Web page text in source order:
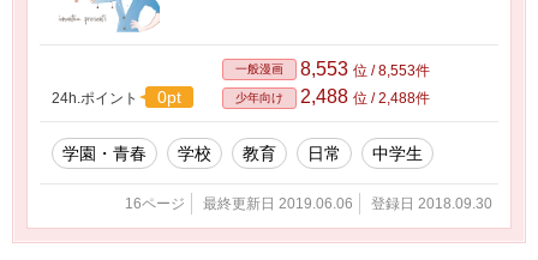
24h.ポイント 0pt
一般漫画 8,553 位 / 8,553件
少年向け 2,488 位 / 2,488件
学園・青春 学校 教育 日常 中学生
16ページ 最終更新日 2019.06.06 登録日 2018.09.30